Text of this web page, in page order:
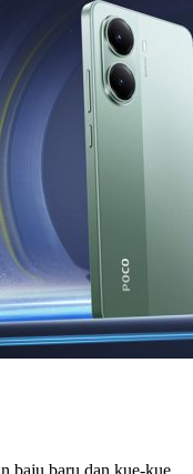
baju baru dan kue-kue